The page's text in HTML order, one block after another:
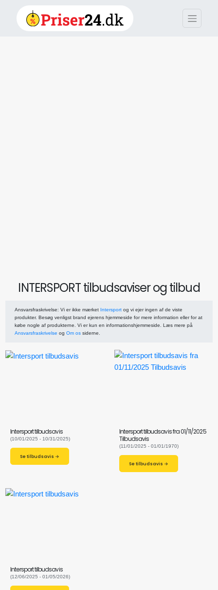
INTERSPORT tilbudsaviser og tilbud
Ansvarsfraskrivelse: Vi er ikke mærket Intersport og vi ejer ingen af de viste
produkter. Besøg venligst brand ejerens hjemmeside for mere information eller for at
købe nogle af produkterne. Vi er kun en informationshjemmeside. Læs mere på
Ansvarsfraskrivelse og Om os siderne.
Intersport tilbudsavis
(10/01/2025 - 10/31/2025)
Se tilbudsavis →
Intersport tilbudsavis fra 01/11/2025
Tilbudsavis
(11/01/2025 - 01/01/1970)
Se tilbudsavis →
Intersport tilbudsavis
(12/06/2025 - 01/05/2026)